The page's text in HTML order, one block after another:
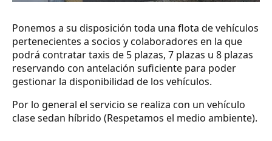
Ponemos a su disposición toda una flota de vehículos
pertenecientes a socios y colaboradores en la que
podrá contratar taxis de 5 plazas, 7 plazas u 8 plazas
reservando con antelación suficiente para poder
gestionar la disponibilidad de los vehículos.
Por lo general el servicio se realiza con un vehículo
clase sedan híbrido (Respetamos el medio ambiente).